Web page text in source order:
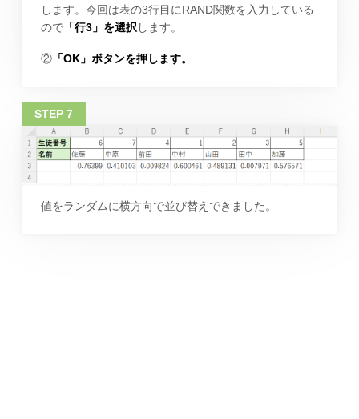
します。今回は表の3行目にRAND関数を入力している
ので「行3」を選択 します。
②「OK」ボタンを押します。
値をランダムに横方向で並び替えできました。